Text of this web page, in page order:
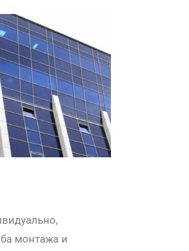
монтажа и